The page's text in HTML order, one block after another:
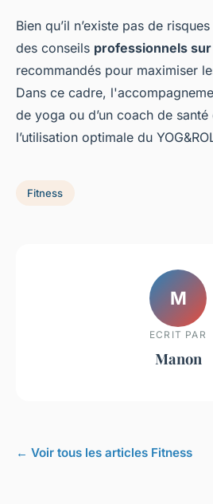
Bien qu’il n’existe pas de
des conseils professionnels
recommandés pour maximiser
Dans ce cadre,
de yoga ou d’un coach de
l’utilisation optimale du
Fitness
M
ECRIT PAR
Manon
← Voir tous les articles Fitness